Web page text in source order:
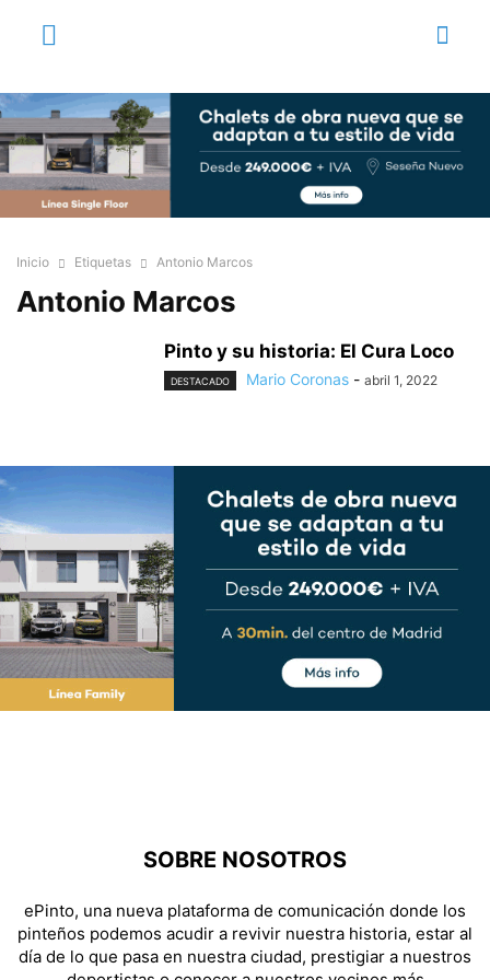
Inicio Etiquetas Antonio Marcos
Antonio Marcos
Pinto y su historia: El Cura Loco
DESTACADO Mario Coronas - abril 1, 2022
SOBRE NOSOTROS
ePinto, una nueva plataforma de comunicación donde los
pinteños podemos acudir a revivir nuestra historia, estar al
día de lo que pasa en nuestra ciudad, prestigiar a nuestros